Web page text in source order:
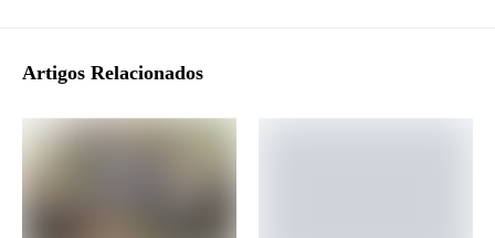
Artigos Relacionados